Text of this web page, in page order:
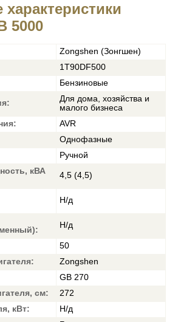
характеристики
5000
Zongshen (Зонгшен)
1T90DF500
Бензиновые
Для дома, хозяйства и
малого бизнеса
AVR
Однофазные
Ручной
кВА
4,5 (4,5)
Н/д
Н/д
50
Zongshen
GB 270
см:
272
кВт:
Н/д